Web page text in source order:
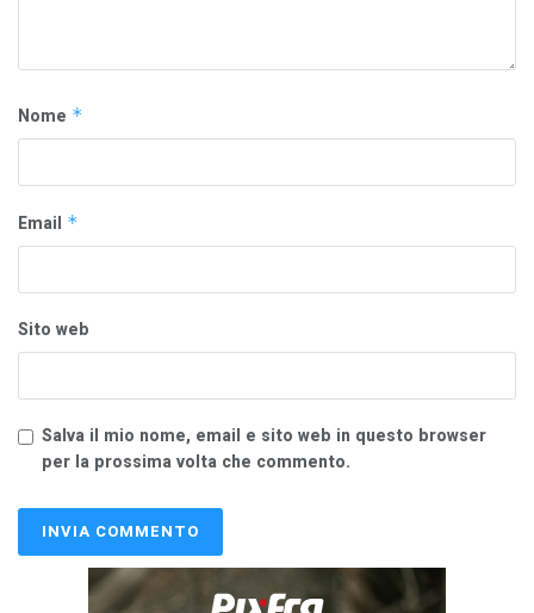
Nome *
Email *
Sito web
Salva il mio nome, email e sito web in questo browser
per la prossima volta che commento.